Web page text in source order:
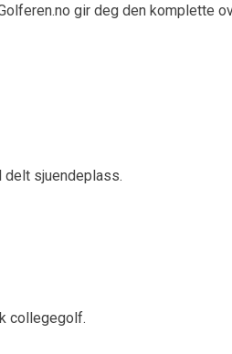
gir deg den komplette
delt sjuendeplass.
collegegolf.